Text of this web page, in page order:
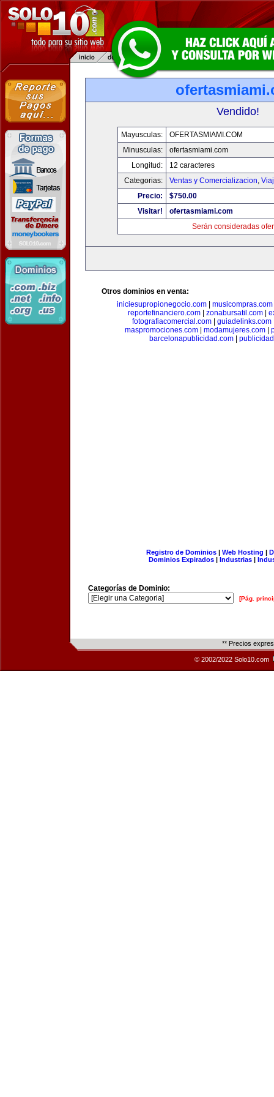
Vendido!
Mayusculas:
OFERTASMIAMI.COM
Minusculas:
ofertasmiami.com
Longitud:
12 caracteres
Categorias:
Ventas y Comercializacion,
Precio:
$750.00
Visitar!
ofertasmiami.com
Serán consideradas
Otros dominios en venta:
iniciesupropionegocio.com
musicompras.com
reportefinanciero.com| zonabursatil.com|
fotografiacomercial.com
guiadelinks.com
maspromociones.com
modamujeres.com
barcelonapublicidad.com|
Registro de Dominios| Web Hosting |
Dominios Expirados | Industrias |
Categorías de Dominio:
[Pág.
** Precios
© 2002/2022 Solo10.com